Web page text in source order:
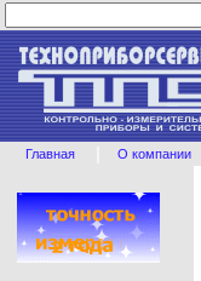
Главная О компании